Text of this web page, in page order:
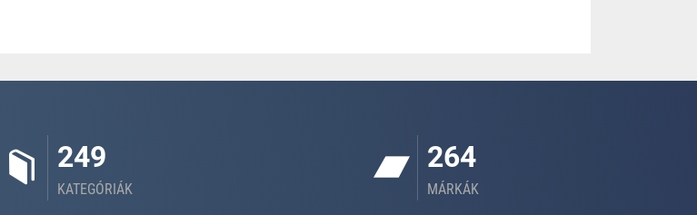
249
KATEGÓRIÁK
264
MÁRKÁK